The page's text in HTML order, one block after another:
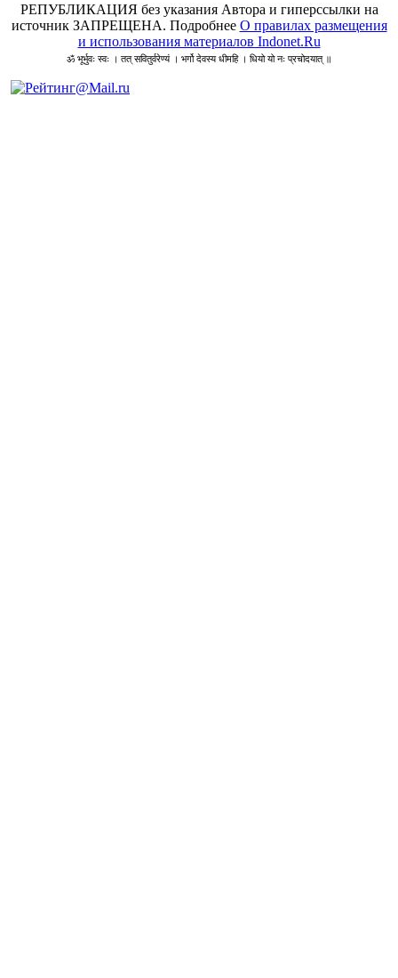
РЕПУБЛИКАЦИЯ без указания Автора и гиперссылки на
источник ЗАПРЕЩЕНА. Подробнее О правилах размещения
и использования материалов Indonet.Ru
ॐ भूर्भुवः स्वः । तत् सवितुर्वरेण्यं । भर्गो देवस्य धीमहि । धियो यो नः प्रचोदयात् ॥